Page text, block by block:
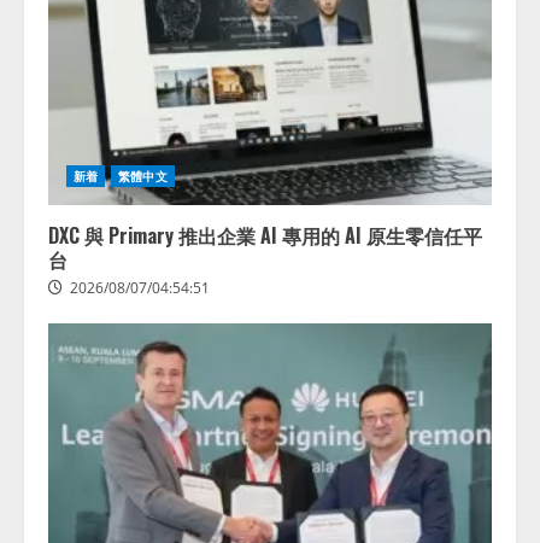
新着 繁體中文
DXC 與 Primary 推出企業 AI 專用的 AI 原生零信任平
台
2026/08/07/04:54:51